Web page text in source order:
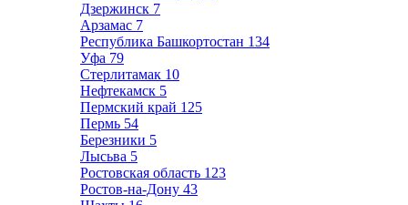
Дзержинск 7
Арзамас 7
Республика Башкортостан 134
Уфа 79
Стерлитамак 10
Нефтекамск 5
Пермский край 125
Пермь 54
Березники 5
Лысьва 5
Ростовская область 123
Ростов-на-Дону 43